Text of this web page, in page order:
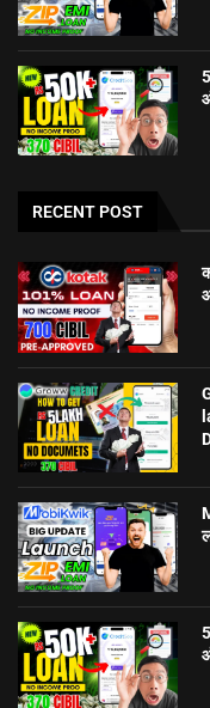
RECENT POST